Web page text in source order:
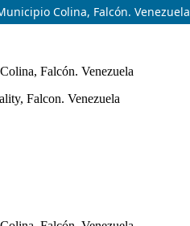
Colina, Falcón. Venezuela